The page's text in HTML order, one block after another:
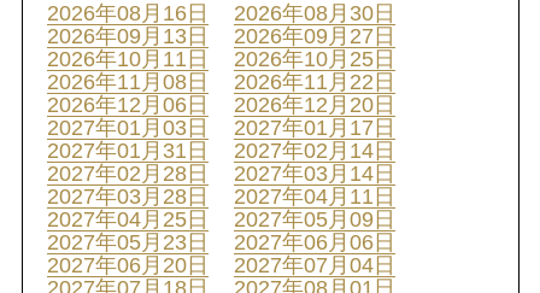
2026年08月16日
2026年08月30日
2026年09月13日
2026年09月27日
2026年10月11日
2026年10月25日
2026年11月08日
2026年11月22日
2026年12月06日
2026年12月20日
2027年01月03日
2027年01月17日
2027年01月31日
2027年02月14日
2027年02月28日
2027年03月14日
2027年03月28日
2027年04月11日
2027年04月25日
2027年05月09日
2027年05月23日
2027年06月06日
2027年06月20日
2027年07月04日